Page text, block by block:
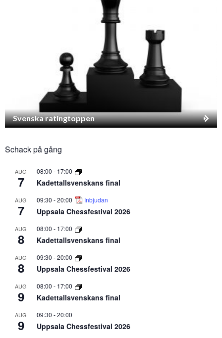
Svenska ratingtoppen
Schack på gång
AUG
7
08:00 - 17:00
Kadettallsvenskans final
AUG
7
09:30 -20:00 Inbjudan
Uppsala Chessfestival 2026
AUG
8
08:00 - 17:00
Kadettallsvenskans final
AUG
8
09:30 -20:00
Uppsala Chessfestival 2026
AUG
9
08:00 - 17:00
Kadettallsvenskans final
AUG
9
09:30 -20:00
Uppsala Chessfestival 2026